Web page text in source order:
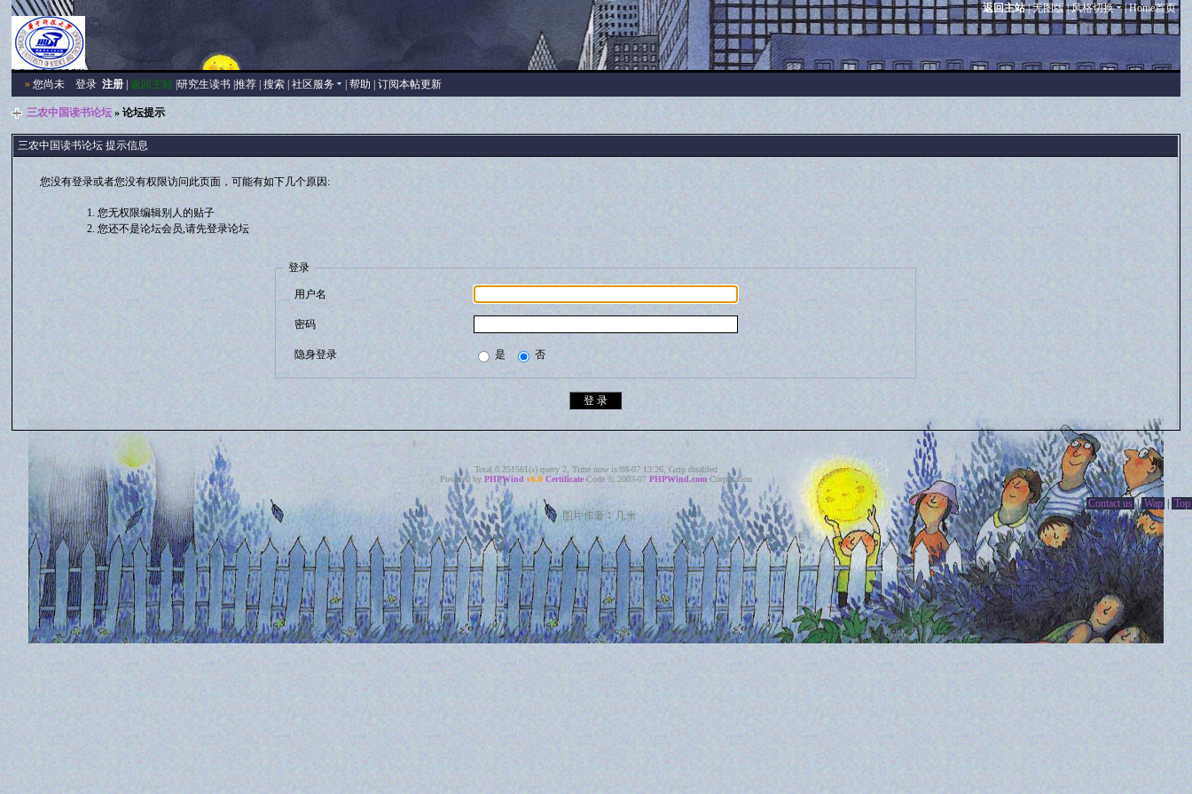
返回主站|无图版|风格切换 |Home首页
» 您尚未登录 注册 |返回主站 |研究生读书 |推荐 |搜索 |社区服务 |帮助 |订阅本帖更新
三农中国读书论坛 » 论坛提示
三农中国读书论坛 提示信息
您没有登录或者您没有权限访问此页面，可能有如下几个原因:
您无权限编辑别人的贴子
您还不是论坛会员,请先登录论坛
登录
用户名
密码
隐身登录 是 否
Total 0.251561(s) query 2, Time now is:08-07 13:26, Gzip disabled
Powered by PHPWind v6.0 Certificate Code © 2003-07 PHPWind.com Corporation
Contact us | Wap | Top